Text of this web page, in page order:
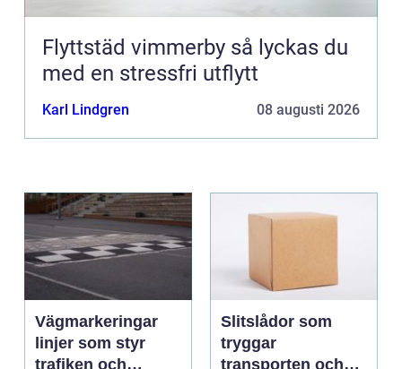
Flyttstäd vimmerby så lyckas du
med en stressfri utflytt
Karl Lindgren 08 augusti 2026
Vägmarkeringar
linjer som styr
trafiken och
Slitslådor som
tryggar
transporten och